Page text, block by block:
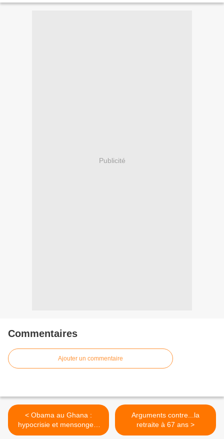
Publicité
Commentaires
Ajouter un commentaire
< Obama au Ghana :
hypocrisie et mensonges,
c'est possible ! (LO)
Arguments contre...la
retraite à 67 ans >